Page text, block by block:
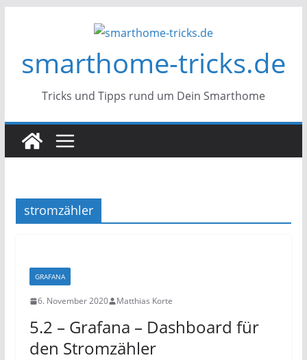
smarthome-tricks.de
Tricks und Tipps rund um Dein Smarthome
stromzähler
GRAFANA
6. November 2020 Matthias Korte
5.2 – Grafana – Dashboard für
den Stromzähler